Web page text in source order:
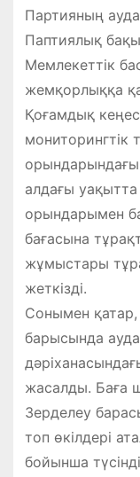
Партияның
Паптиялық
Мемлекеттік
жемқорлыққа
Қоғамдық
мониторингтік
орындарындағы
алдағы
орындарымен
бағасына
жұмыстары
жеткізді.
Сонымен
барысында
жасалды. Баға
Зерделеу
топ өкілдері
бойынша